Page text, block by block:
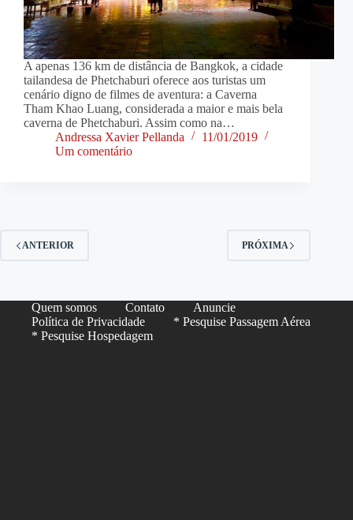
A apenas 136 km de distância de Bangkok, a cidade
tailandesa de Phetchaburi oferece aos turistas um
cenário digno de filmes de aventura: a Caverna
Tham Khao Luang, considerada a maior e mais bela
caverna de Phetchaburi. Assim como na…
Andressa Xavier Pellanda
11/01/2019
Um comentário
ANTERIOR PRÓXIMA
Quem somos Contato
Anuncie
Política de Privacidade
* Pesquise Passagem Aérea
* Pesquise Hospedagem